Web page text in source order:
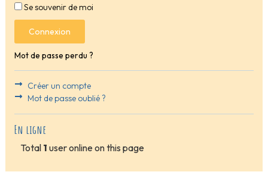
Se souvenir de moi
Connexion
Mot de passe perdu ?
Créer un compte
Mot de passe oublié ?
En ligne
Total 1 user online on this page